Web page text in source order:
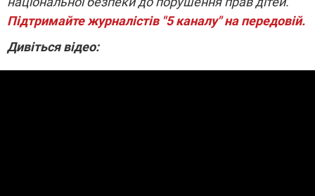
Підтримайте журналістів "5 каналу" на передовій.
Дивіться відео: